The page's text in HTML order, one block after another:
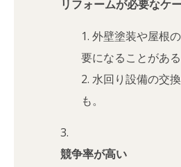
リフォームが必要なケ
外壁塗装や屋根
要になることがある
水回り設備の交
も。
競争率が高い